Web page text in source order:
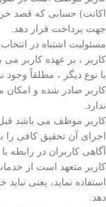
اکانت) حسابی که قصد
جهت پرداخت قرار دهد.
مسئولیت اشتباه در
کاربر ، بر عهده کاربر
با نوع دیگر ، مطلقاً
کاربر صادر شده و امکان
ندارد.
کاربر موظف می باشد
اجرای آن تحقیق کافی را
آگاهی کاربران در رابطه
کاربر متعهد است از
استفاده نماید، یعنی
دهد.